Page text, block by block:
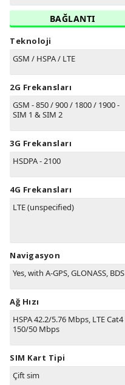
BAĞLANTI
Teknoloji
GSM / HSPA / LTE
2G Frekansları
GSM - 850 / 900 / 1800 / 1900 -
SIM 1 & SIM 2
3G Frekansları
HSDPA - 2100
4G Frekansları
LTE (unspecified)
Navigasyon
Yes, with A-GPS, GLONASS, BDS
Ağ Hızı
HSPA 42.2/5.76 Mbps, LTE Cat4
150/50 Mbps
SIM Kart Tipi
Çift sim